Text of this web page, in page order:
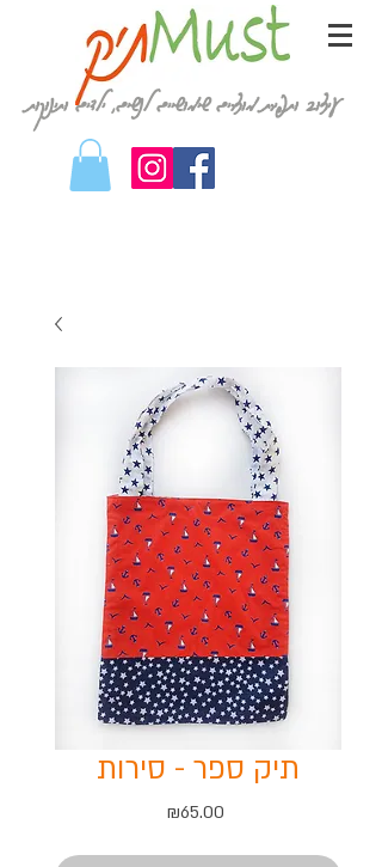
עיצוב ותפירת מוצרים שימושיים לנשים, ילדים ותינוקות
תיק ספר - סירות
₪65.00